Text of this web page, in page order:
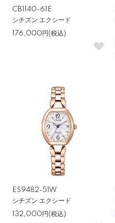
CB1140-61E
シチズン エクシード
176,000円(税込)
ES9482-51W
シチズン エクシード
132,000円(税込)